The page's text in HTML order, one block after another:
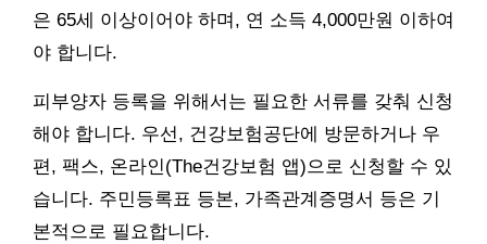
은 65세 이상이어야 하며, 연 소득 4,000만원 이하여
야 합니다.
피부양자 등록을 위해서는 필요한 서류를 갖춰 신청
해야 합니다. 우선, 건강보험공단에 방문하거나 우
편, 팩스, 온라인(The건강보험 앱)으로 신청할 수 있
습니다. 주민등록표 등본, 가족관계증명서 등은 기
본적으로 필요합니다.